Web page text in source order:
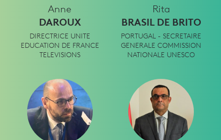
Anne
DAROUX
DIRECTRICE UNITE
EDUCATION DE FRANCE
TELEVISIONS
Rita
BRASIL DE BRITO
PORTUGAL - SECRETAIRE
GENERALE COMMISSION
NATIONALE UNESCO